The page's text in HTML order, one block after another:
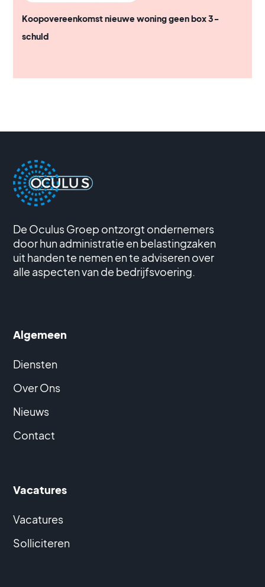
Koopovereenkomst nieuwe woning geen box 3-
schuld
De Oculus Groep ontzorgt ondernemers
door hun administratie en belastingzaken
uit handen te nemen en te adviseren over
alle aspecten van de bedrijfsvoering.
Algemeen
Diensten
Over Ons
Nieuws
Contact
Vacatures
Vacatures
Solliciteren